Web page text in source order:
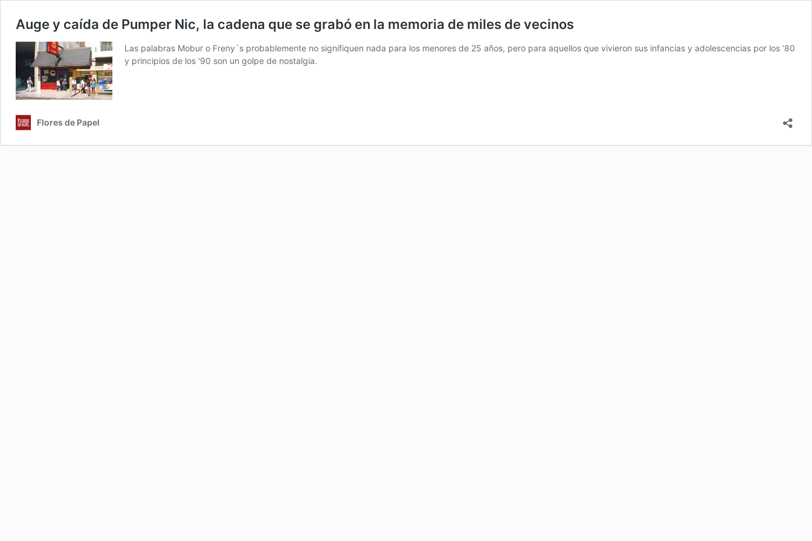
Auge y caída de Pumper Nic, la cadena que se grabó en la memoria de miles de vecinos
Las palabras Mobur o Freny´s probablemente no signifiquen nada para los menores de 25 años, pero para aquellos que vivieron sus infancias y adolescencias por los ‘80
y principios de los ‘90 son un golpe de nostalgia.
Flores de Papel